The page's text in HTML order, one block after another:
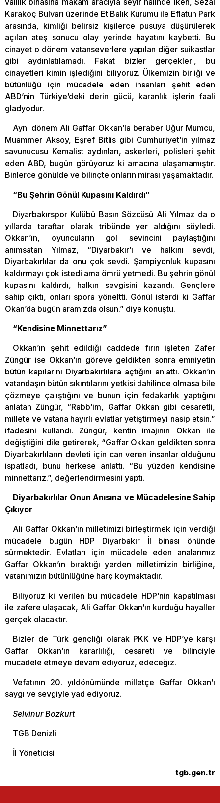
Karakoç Bulvarı üzerinde Et Balık Kurumu ile Eflatun Park
arasında, kimliği belirsiz kişilerce pusuya düşürülerek
açılan ateş sonucu olay yerinde hayatını kaybetti. Bu
cinayet o dönem vatanseverlere yapılan diğer suikastlar
gibi aydınlatılamadı. Fakat bizler gerçekleri, bu
cinayetleri kimin işlediğini biliyoruz. Ülkemizin birliği ve
bütünlüğü için mücadele eden insanları şehit eden
ABD’nin Türkiye’deki derin gücü, karanlık işlerin faali
gladyodur.
Aynı dönem Ali Gaffar Okkan’la beraber Uğur Mumcu,
Muammer Aksoy, Eşref Bitlis gibi Cumhuriyet’in yılmaz
savunucusu Kemalist aydınları, askerleri, polisleri şehit
eden ABD, bugün görüyoruz ki amacına ulaşamamıştır.
Binlerce gönülde ve bilinçte onların mirası yaşamaktadır.
“Bu Şehrin Gönül Kupasını Kaldırdı”
Diyarbakırspor Kulübü Basın Sözcüsü Ali Yılmaz da o
yıllarda taraftar olarak tribünde yer aldığını söyledi.
Okkan’ın, oyuncuların gol sevincini paylaştığını
anımsatan Yılmaz, “Diyarbakır’ı ve halkını sevdi,
Diyarbakırlılar da onu çok sevdi. Şampiyonluk kupasını
kaldırmayı çok istedi ama ömrü yetmedi. Bu şehrin gönül
kupasını kaldırdı, halkın sevgisini kazandı. Gençlere
sahip çıktı, onları spora yöneltti. Gönül isterdi ki Gaffar
Okan’da bugün aramızda olsun.” diye konuştu.
“Kendisine Minnettarız”
Okkan’ın şehit edildiği caddede fırın işleten Zafer
Züngür ise Okkan’ın göreve geldikten sonra emniyetin
bütün kapılarını Diyarbakırlılara açtığını anlattı. Okkan’ın
vatandaşın bütün sıkıntılarını yetkisi dahilinde olmasa bile
çözmeye çalıştığını ve bunun için fedakarlık yaptığını
anlatan Züngür, “Rabb’im, Gaffar Okkan gibi cesaretli,
millete ve vatana hayırlı evlatlar yetiştirmeyi nasip etsin.”
ifadesini kullandı. Züngür, kentin imajının Okkan ile
değiştiğini dile getirerek, “Gaffar Okkan geldikten sonra
Diyarbakırlıların devleti için can veren insanlar olduğunu
ispatladı, bunu herkese anlattı. “Bu yüzden kendisine
minnettarız.”, değerlendirmesini yaptı.
Diyarbakırlılar Onun Anısına ve Mücadelesine Sahip
Çıkıyor
Ali Gaffar Okkan’ın milletimizi birleştirmek için verdiği
mücadele bugün HDP Diyarbakır İl binası önünde
sürmektedir. Evlatları için mücadele eden analarımız
Gaffar Okkan’ın bıraktığı yerden milletimizin birliğine,
vatanımızın bütünlüğüne harç koymaktadır.
Biliyoruz ki verilen bu mücadele HDP’nin kapatılması
ile zafere ulaşacak, Ali Gaffar Okkan’ın kurduğu hayaller
gerçek olacaktır.
Bizler de Türk gençliği olarak PKK ve HDP’ye karşı
Gaffar Okkan’ın kararlılığı, cesareti ve bilinciyle
mücadele etmeye devam ediyoruz, edeceğiz.
Vefatının 20. yıldönümünde milletçe Gaffar Okkan’ı
saygı ve sevgiyle yad ediyoruz.
Selvinur Bozkurt
TGB Denizli
İl Yöneticisi
tgb.gen.tr